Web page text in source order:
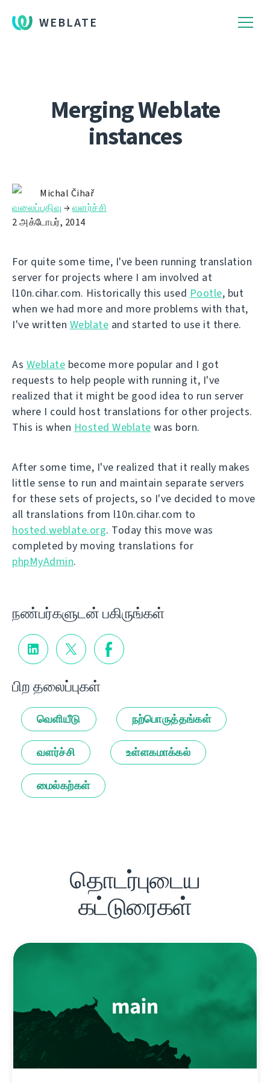
WEBLATE
Merging Weblate
instances
Michal Čihař
வலைப்பதிவு →வளர்ச்சி
2 அக்டோபர், 2014
For quite some time, I've been running translation
server for projects where I am involved at
l10n.cihar.com. Historically this used Pootle, but
when we had more and more problems with that,
I've written Weblate and started to use it there.
As Weblate become more popular and I got
requests to help people with running it, I've
realized that it might be good idea to run server
where I could host translations for other projects.
This is when Hosted Weblate was born.
After some time, I've realized that it really makes
little sense to run and maintain separate servers
for these sets of projects, so I've decided to move
all translations from l10n.cihar.com to
hosted.weblate.org. Today this move was
completed by moving translations for
phpMyAdmin.
நண்பர்களுடன் பகிருங்கள்
பிற தலைப்புகள்
வெளியீடு நற்பொருத்தங்கள்
வளர்ச்சி உள்ளகமாக்கல்
மைல்கற்கள்
தொடர்புடைய
கட்டுரைகள்